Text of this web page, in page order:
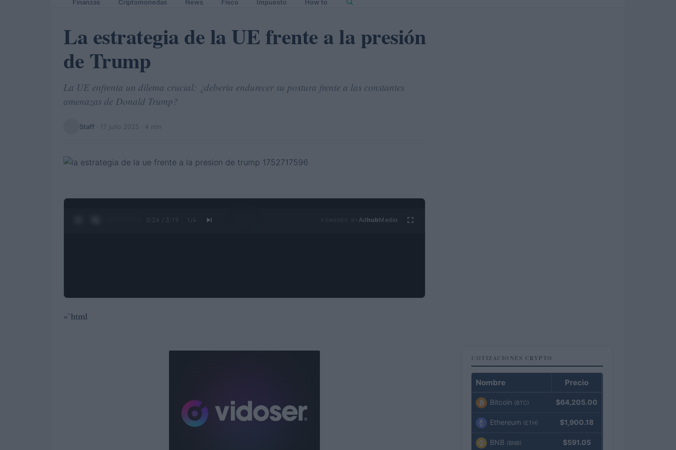
Finanzas Criptomonedas News Fisco Impuesto How to
La estrategia de la UE frente a la presión
de Trump
La UE enfrenta un dilema crucial: ¿debería endurecer su postura frente a las constantes
amenazas de Donald Trump?
Staff 17 julio 2025 · 4 min
0:27 / 3:19 1 /4 Ad hubMedia
«`html
COTIZACIONES CRYPTO
Nombre Precio
Bitcoin (BTC) $64,205.00
Ethereum (ETH) $1,900.18
BNB (BNB) $591.05